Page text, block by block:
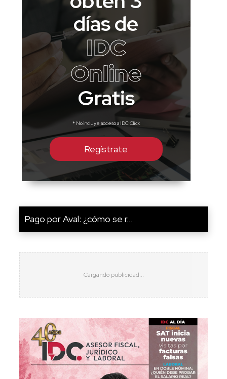
días de
IDC
Online
Gratis
* No incluye acceso a IDC Click
Regístrate
Pago por Aval: ¿cómo se r...